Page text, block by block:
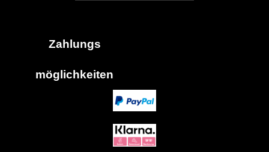
Zahlungs
möglich keiten